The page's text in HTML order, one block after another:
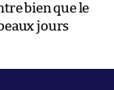
bien que le
jours